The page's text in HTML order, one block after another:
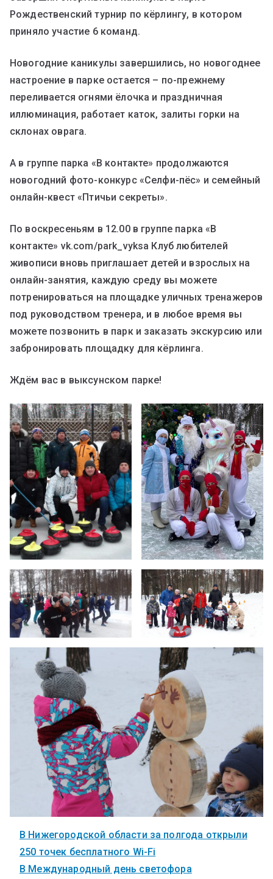
Рождественский турнир по кёрлингу, в котором
приняло участие 6 команд.
Новогодние каникулы завершились, но новогоднее
настроение в парке остается – по-прежнему
переливается огнями ёлочка и праздничная
иллюминация, работает каток, залиты горки на
склонах оврага.
А в группе парка «В контакте» продолжаются
новогодний фото-конкурс «Селфи-пёс» и семейный
онлайн-квест «Птичьи секреты».
По воскресеньям в 12.00 в группе парка «В
контакте» vk.com/park_vyksa Клуб любителей
живописи вновь приглашает детей и взрослых на
онлайн-занятия, каждую среду вы можете
потренироваться на площадке уличных тренажеров
под руководством тренера, и в любое время вы
можете позвонить в парк и заказать экскурсию или
забронировать площадку для кёрлинга.
Ждём вас в выксунском парке!
В Нижегородской области за полгода открыли
250 точек бесплатного Wi-Fi
В Международный день светофора